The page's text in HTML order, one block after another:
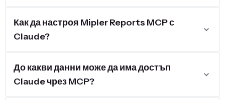
Как да настроя Mipler Reports MCP с
Claude?
До какви данни може да има достъп
Claude чрез MCP?